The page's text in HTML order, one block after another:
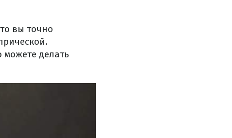
вы точно
можете делать